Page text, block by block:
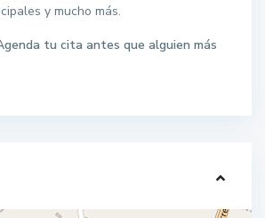
y mucho más.
tu cita antes que alguien más